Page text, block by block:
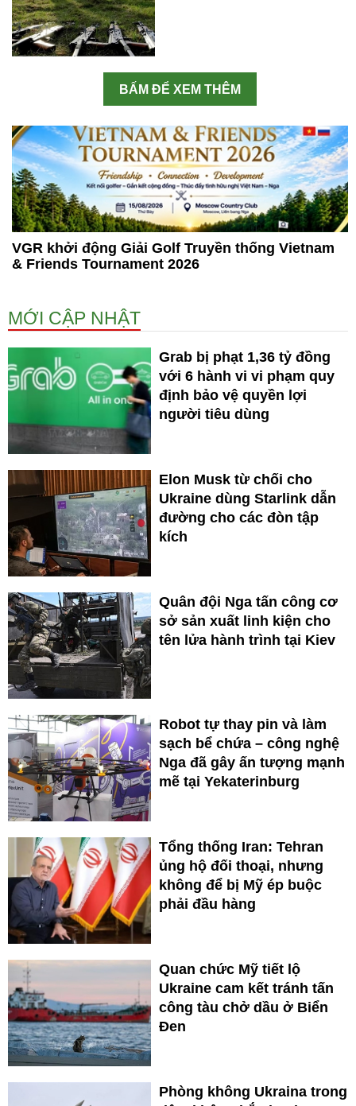
BẤM ĐỂ XEM THÊM
VGR khởi động Giải Golf Truyền thống Vietnam
& Friends Tournament 2026
MỚI CẬP NHẬT
Grab bị phạt 1,36 tỷ đồng
với 6 hành vi vi phạm quy
định bảo vệ quyền lợi
người tiêu dùng
Elon Musk từ chối cho
Ukraine dùng Starlink dẫn
đường cho các đòn tập
kích
Quân đội Nga tấn công cơ
sở sản xuất linh kiện cho
tên lửa hành trình tại Kiev
Robot tự thay pin và làm
sạch bể chứa – công nghệ
Nga đã gây ấn tượng mạnh
mẽ tại Yekaterinburg
Tổng thống Iran: Tehran
ủng hộ đối thoại, nhưng
không để bị Mỹ ép buộc
phải đầu hàng
Quan chức Mỹ tiết lộ
Ukraine cam kết tránh tấn
công tàu chở dầu ở Biển
Đen
Phòng không Ukraina trong